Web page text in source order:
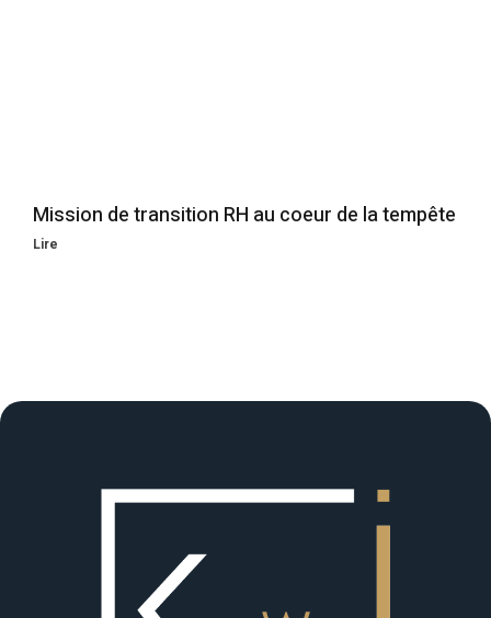
Mission de transition RH au coeur de la tempête
Lire